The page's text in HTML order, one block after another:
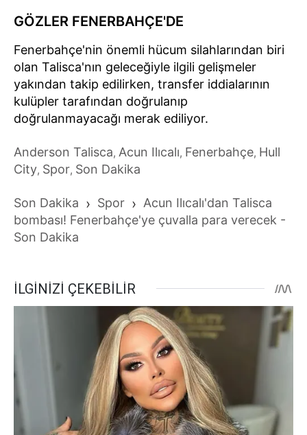
GÖZLER FENERBAHÇE'DE
Fenerbahçe'nin önemli hücum silahlarından biri
olan Talisca'nın geleceğiyle ilgili gelişmeler
yakından takip edilirken, transfer iddialarının
kulüpler tarafından doğrulanıp
doğrulanmayacağı merak ediliyor.
Anderson Talisca, Acun Ilıcalı, Fenerbahçe, Hull
City, Spor, Son Dakika
Son Dakika › Spor › Acun Ilıcalı'dan Talisca
bombası! Fenerbahçe'ye çuvalla para verecek -
Son Dakika